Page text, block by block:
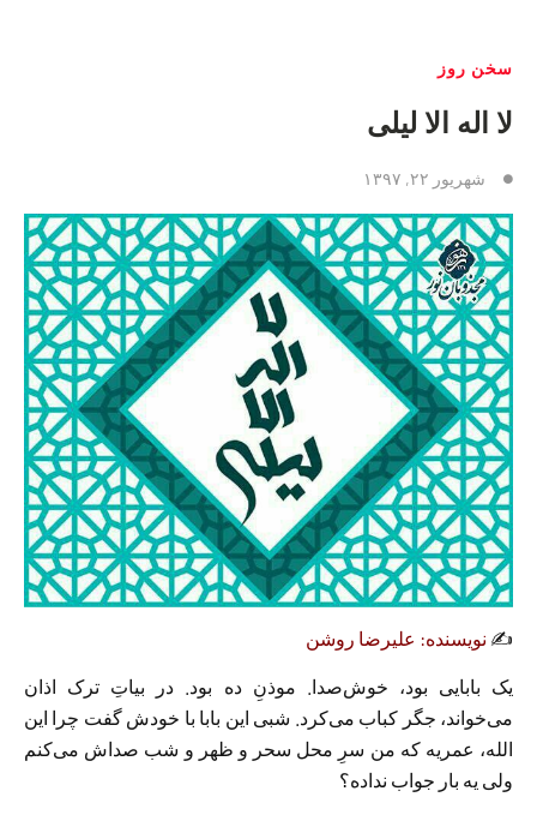
سخن روز
لا اله الا لیلی
شهریور ۲۲, ۱۳۹۷
✍️ نویسنده: علیرضا روشن
یک بابایی بود، خوش‌صدا. موذنِ ده بود. در بیاتِ ترک اذان
مى‌خواند، جگر کباب مى‌کرد. شبى این بابا با خودش گفت چرا این
الله، عمریه که من سرِ محل سحر و ظهر و شب صداش مى‌کنم
ولى یه بار جواب نداده؟